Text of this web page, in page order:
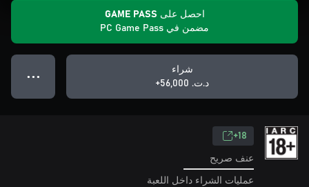
احصل على GAME PASS
مضمن في PC Game Pass
شراء
د.ت.‏ 56,000+
● ● ●
18+
عنف صريح
عمليات الشراء داخل اللعبة